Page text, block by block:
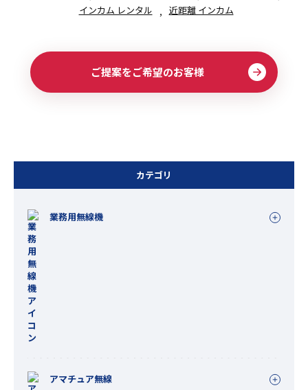
カテゴリ
業務用無線機
アマチュア無線
インカム レンタル
近距離 インカム
ご提案をご希望のお客様